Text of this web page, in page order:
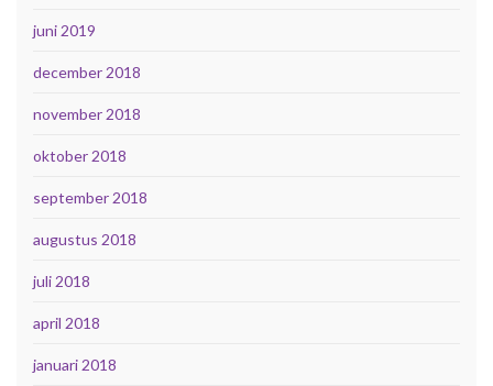
juni 2019
december 2018
november 2018
oktober 2018
september 2018
augustus 2018
juli 2018
april 2018
januari 2018